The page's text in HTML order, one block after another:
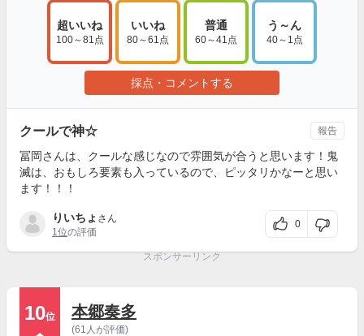
超いいね
100～81点
いいね
80～61点
普通
60～41点
う～ん
40～1点
採点・コメントする
クールで神☆
冨岡さんは、クールな感じなので雰囲気が合うと思います！鬼
滅は、おもしろ要素も入っているので、ピッタリかなーと思い
ます！！！
りいちょ さん
1位の評価
0
報告
スポンサーリンク
10位 本郷奏多
(61人が評価)